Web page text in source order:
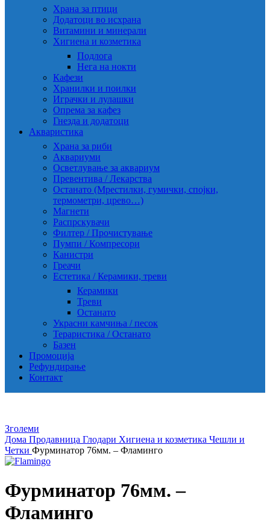
Храна за птици
Додатоци во исхрана
Витамини и минерали
Хигиена и козметика
Подлога
Нега на нокти
Кафези
Хранилки и поилки
Играчки и лулашки
Опрема за кафез
Гнезда и додатоци
Акваристика
Храна за риби
Аквариуми
Осветлување за аквариум
Превентива / Лекарства
Останато (Мрестилки, гумички, спојки,
термометри, црево…)
Магнети
Распрскувачи
Филтер / Прочистување
Пумпи / Компресори
Канистри
Греачи
Естетика / Керамики, треви
Керамики
Треви
Останато
Украсни камчиња / песок
Тераристика / Останато
Базен
Промоција
Рефундирање
Контакт
Зголеми
Дома Продавница Глодари Хигиена и козметика Чешли и
Четки Фурминатор 76мм. – Фламинго
Фурминатор 76мм. –
Фламинго